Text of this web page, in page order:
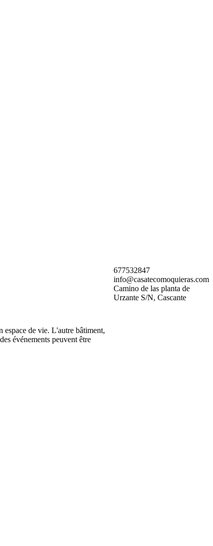
espace de vie. L'autre bâtiment,
événements peuvent être
677532847
info@casatecomoquieras.com
Camino de las planta de
Urzante S/N, Cascante